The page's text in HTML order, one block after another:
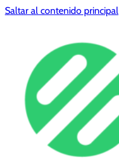
Saltar al contenido principal